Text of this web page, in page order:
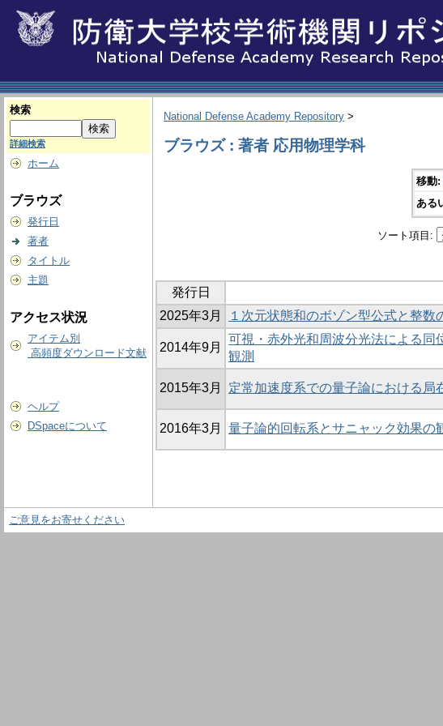
検索
詳細検索
ホーム
ブラウズ
発行日
著者
タイトル
主題
アクセス状況
アイテム別
高頻度ダウンロード文献
ヘルプ
DSpaceについて
National Defense Academy Repository >
ブラウズ : 著者 応用物理学科
移動:
ある
ソート項目:
発行日
2025年3月
１次元状態和のボゾン型公式と整数
2014年9月
可視・赤外光和周波分光法による同
観測
2015年3月 定常加速度系での量子論における局
2016年3月 量子論的回転系とサニャック効果の
ご意見をお寄せください